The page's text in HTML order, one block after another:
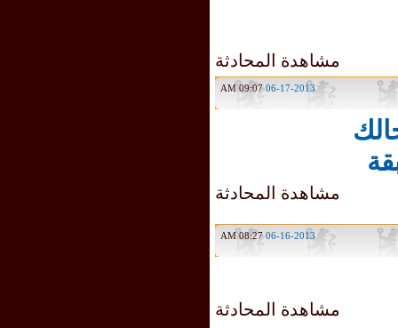
مشاهدة المحادثة
06-17-2013
09:07 AM
مشاهدة المحادثة
06-16-2013
08:27 AM
مشاهدة المحادثة